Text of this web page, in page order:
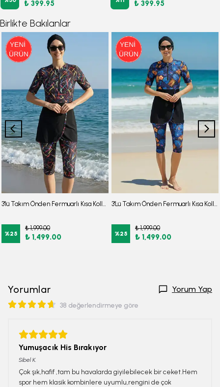
₺ 399.95 ₺ 399.95
Birlikte Bakılanlar
%25
₺ 1,999.00
₺ 1,499.00 %25
₺ 1,999.00
₺ 1,499.00
Yorumlar Yorum Yap
38 değerlendirmeye göre
Yumuşacık His Bırakıyor
Sibel K.
Çok şık,hafif ,tam bu havalarda giyilebilecek bir ceket.Hem
spor hem klasik kombinlere uyumlu,rengini de çok